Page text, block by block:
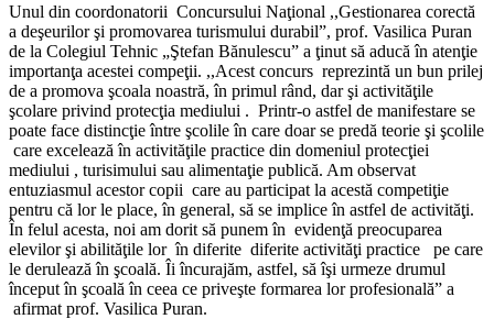
Unul din coordonatorii Concursului Naţional ,,Gestionarea corectă
a deşeurilor şi promovarea turismului durabil”, prof. Vasilica Puran
de la Colegiul Tehnic „Ştefan Bănulescu” a ţinut să aducă în atenţie
importanţa acestei compeţii. ,,Acest concurs reprezintă un bun prilej
de a promova şcoala noastră, în primul rând, dar şi activităţile
şcolare privind protecţia mediului . Printr-o astfel de manifestare se
poate face distincţie între şcolile în care doar se predă teorie şi şcolile
care excelează în activităţile practice din domeniul protecţiei
mediului , turisimului sau alimentaţie publică. Am observat
entuziasmul acestor copii care au participat la acestă competiţie
pentru că lor le place, în general, să se implice în astfel de activităţi.
În felul acesta, noi am dorit să punem în evidenţă preocuparea
elevilor şi abilităţile lor în diferite diferite activităţi practice pe care
le derulează în şcoală. Îi încurajăm, astfel, să îşi urmeze drumul
început în şcoală în ceea ce priveşte formarea lor profesională” a
afirmat prof. Vasilica Puran.